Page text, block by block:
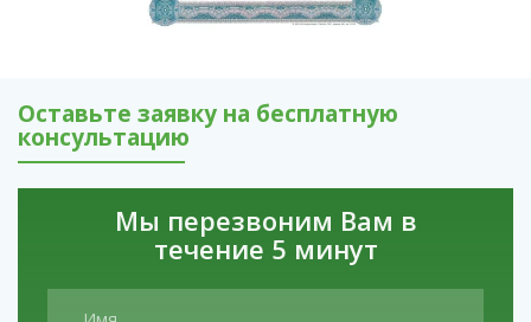
Оставьте заявку на бесплатную
консультацию
Мы перезвоним Вам в
течение 5 минут